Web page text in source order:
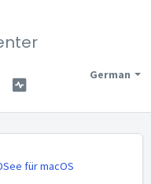
German
für macOS